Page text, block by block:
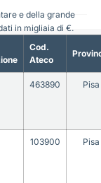
Cod.
Ateco
463890 Pisa
103900 Pisa
e della grande
in migliaia di €.